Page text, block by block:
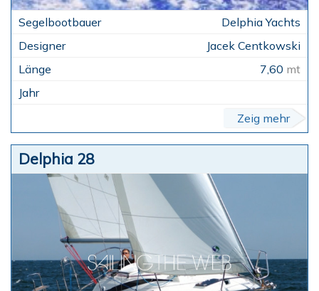
Delphia Yachts
Jacek Centkowski
7,60 mt
Zeig mehr
Delphia 28